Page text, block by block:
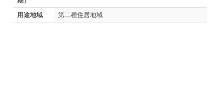
用途地域 第二種住居地域